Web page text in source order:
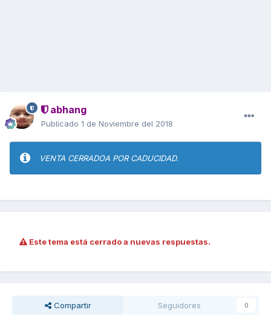
abhang
Publicado 1 de Noviembre del 2018
VENTA CERRADOA POR CADUCIDAD.
Este tema está cerrado a nuevas respuestas.
Compartir Seguidores 0